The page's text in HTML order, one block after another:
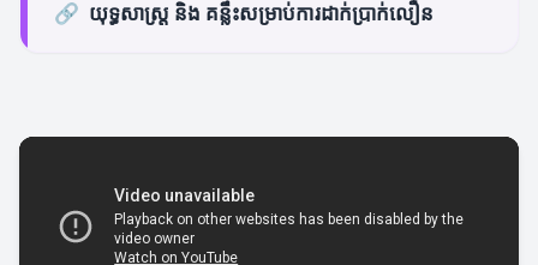
🔗 យុទ្ធសាស្ត្រ និង គន្លឹះសម្រាប់ការដាក់ប្រាក់លឿន